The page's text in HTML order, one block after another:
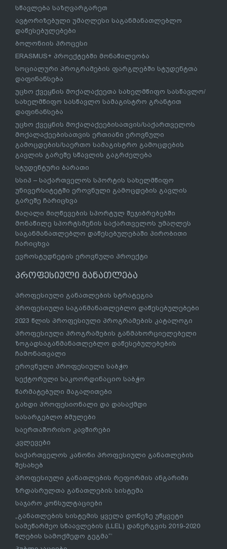
სწავლება საზღვარგარეთ
ავტორიზებული უმაღლესი საგანმანათლებლო
დაწესებულებები
ბოლონიის პროცესი
ERASMUS+ პროექტებში მონაწილეობა
სოციალური პროგრამების ფარგლებში სტუდენტთა
დაფინანსება
უცხო ქვეყნის მოქალაქეეთა სახელმწიფო სასწავლო/
სახელმწიფო სასწავლო სამაგისტრო გრანტით
დაფინანსება
უცხო ქვეყნის მოქალაქეებისათვის/საქართველოს
მოქალაქეებისათვის ერთიანი ეროვნული
გამოცდების/საერთო სამაგისტრო გამოცდების
გავლის გარეშე სწავლის გაგრძელება
სტუდენტური ბარათი
სსიპ – საქართველოს სპორტის სახელმწიფო
უნივერსიტეტში ეროვნული გამოცდების გავლის
გარეშე ჩარიცხვა
მაღალი მიღწევების სპორტულ შეჯიბრებებში
მონაწილე სპორტსმენის საქართველოს უმაღლეს
საგანმანათლებლო დაწესებულებაში პირობითი
ჩარიცხვა
ევროსტუდნეტის ეროვნული პროექტი
პროფესიული განათლება
პროფესიული განათლების სტრატეგია
პროფესიული საგანმანათლებლო დაწესებულებები
2023 წლის პროფესიული პროგრამების კატალოგი
პროფესიული პროგრამების განმახორციელებელი
ზოგადსაგანმანათლებლო დაწესებულებების
ჩამონათვალი
ეროვნული პროფესიული საბჭო
სექტორული საკოორდინაციო საბჭო
წარმატებული მაგალითები
გახდი პროფესიონალი და დასაქმდი
სასარგებლო ბმულები
საერთაშორისო კავშირები
კვლევები
საქართველოს კანონი პროფესიული განათლების
შესახებ
პროფესიული განათლების რეფორმის ანგარიში
ზრდასრულთა განათლების სისტემა
საჯარო კონსულტაციები
„განათლების სისტემის ყველა დონეზე უწყვეტი
სამეწარმეო სწაავლების (LLEL) დანერგვის 2019-2020
წლების სამოქმედო გეგმა“’